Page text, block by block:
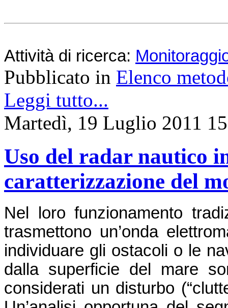
Attività di ricerca:
Pubblicato in Elenco
Leggi tutto...
Martedì, 19 Luglio 2011
Uso del radar nautico
caratterizzazione del
Nel loro funzionamento
trasmettono un’onda
individuare gli ostacoli o le
dalla superficie del mare
considerati un disturbo